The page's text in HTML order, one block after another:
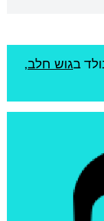
בגוש חלב,